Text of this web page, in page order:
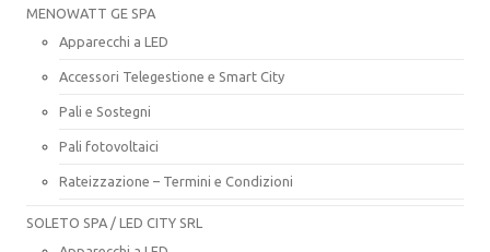
MENOWATT GE SPA
Apparecchi a LED
Accessori Telegestione e Smart City
Pali e Sostegni
Pali fotovoltaici
Rateizzazione – Termini e Condizioni
SOLETO SPA / LED CITY SRL